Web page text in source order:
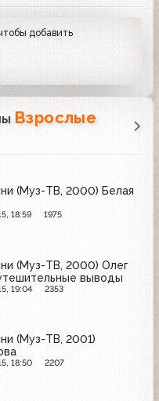
чтобы добавить
Взрослые
(Муз-ТВ, 2000) Белая
18:59 1975
(Муз-ТВ, 2000) Олег
выводы
19:04 2353
(Муз-ТВ, 2001)
18:50 2207